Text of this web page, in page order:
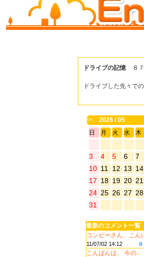
ドライブの記憶 ８
ドライブした先々で
<< 2026 / 05
日
月 火 水 木
3
4 5 6 7
10 11 12 13 14
17 18 19 20 21
24 25 26 27 28
31
最新のコメント一覧
コンビーさん、こん
11/07/02 14:12
こんばんは、 今の...